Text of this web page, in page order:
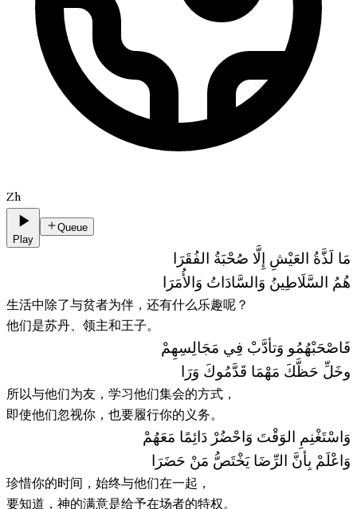
Zh
Play
Queue
مَا لَذَّةُ العَيْشِ إِلَّا صُحْبَةُ الفُقَرَا
هُمُ السَّلَاطِينُ وَالسَّادَاتُ وَالأُمَرَا
生活中除了与贫者为伴，还有什么乐趣呢？
他们是苏丹、领主和王子。
فَاصْحَبْهُمُو وَتأدَّبْ فِي مَجَالِسِهِمْ
وخَلِّ حَظَّكَ مَهْمَا قَدَّمُوكَ وَرَا
所以与他们为友，学习他们集会的方式，
即使他们忽视你，也要履行你的义务。
وَاسْتَغْنِمِ الوَقْتَ وَاحْضُرْ دَائِمًا مَعَهُمْ
وَاعْلَمْ بِأنَّ الرِّضَا يَخْتَصُّ مَنْ حَضَرَا
珍惜你的时间，始终与他们在一起，
要知道，神的满意是给予在场者的特权。